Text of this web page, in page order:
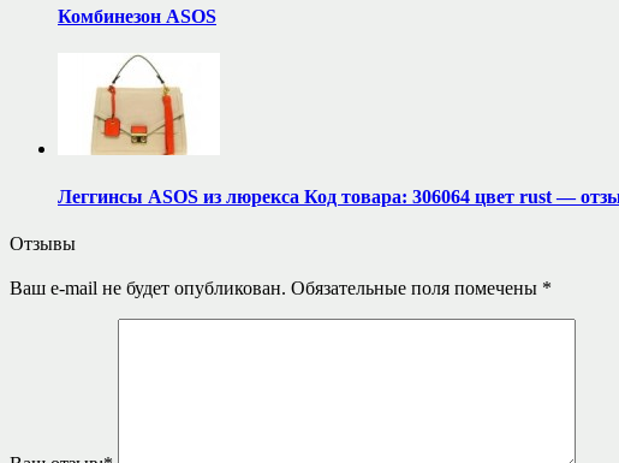
Комбинезон ASOS
Леггинсы ASOS из люрекса Код товара: 306064 цвет rust —
Отзывы
Ваш e-mail не будет опубликован. Обязательные поля помечены *